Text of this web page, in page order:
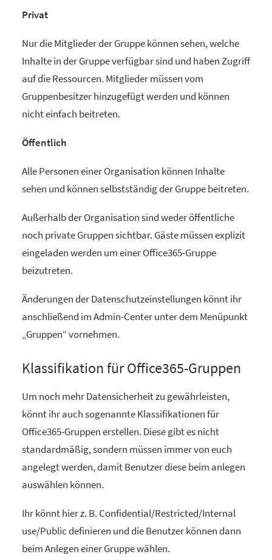
Privat
Nur die Mitglieder der Gruppe können sehen, welche
Inhalte in der Gruppe verfügbar sind und haben Zugriff
auf die Ressourcen. Mitglieder müssen vom
Gruppenbesitzer hinzugefügt werden und können
nicht einfach beitreten.
Öffentlich
Alle Personen einer Organisation können Inhalte
sehen und können selbstständig der Gruppe beitreten.
Außerhalb der Organisation sind weder öffentliche
noch private Gruppen sichtbar. Gäste müssen explizit
eingeladen werden um einer Office365-Gruppe
beizutreten.
Änderungen der Datenschutzeinstellungen könnt ihr
anschließend im Admin-Center unter dem Menüpunkt
„Gruppen“ vornehmen.
Klassifikation für Office365-Gruppen
Um noch mehr Datensicherheit zu gewährleisten,
könnt ihr auch sogenannte Klassifikationen für
Office365-Gruppen erstellen. Diese gibt es nicht
standardmäßig, sondern müssen immer von euch
angelegt werden, damit Benutzer diese beim anlegen
auswählen können.
Ihr könnt hier z. B. Confidential/Restricted/Internal
use/Public definieren und die Benutzer können dann
beim Anlegen einer Gruppe wählen.